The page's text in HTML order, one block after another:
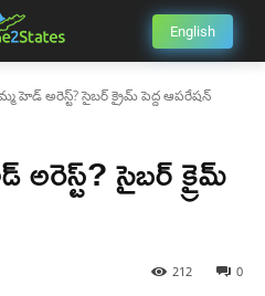
English
హెడ్ అరెస్ట్? సైబర్ క్రైమ్ పెద్ద ఆపరేషన్
సైబర్ క్రైమ్
0
212